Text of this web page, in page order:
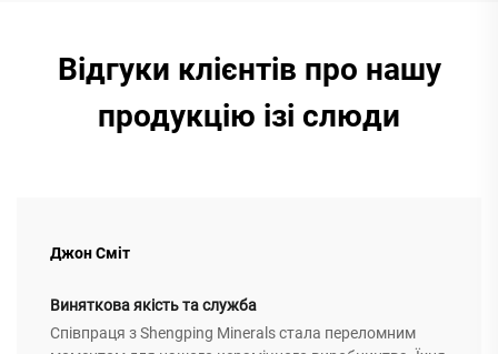
Відгуки клієнтів про нашу
продукцію ізі слюди
Джон Сміт
Виняткова якість та служба
Співпраця з Shengping Minerals стала переломним